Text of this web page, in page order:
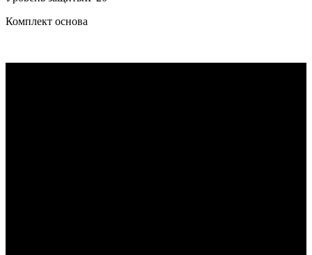
Комплект основа